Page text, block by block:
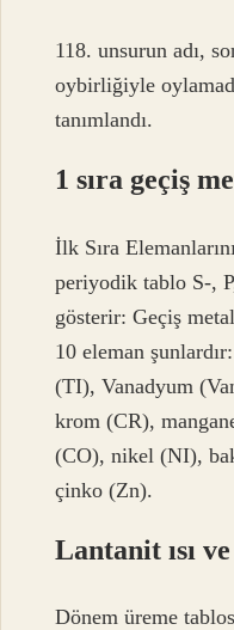
118. unsurun adı,
oybirliğiyle
tanımlandı.
1 sıra geçiş
İlk Sıra
periyodik tablo S-,
gösterir: Geçiş
10 eleman
(TI), Vanadyum
krom (CR),
(CO), nikel (NI),
çinko (Zn).
Lantanit ısı
Dönem üreme